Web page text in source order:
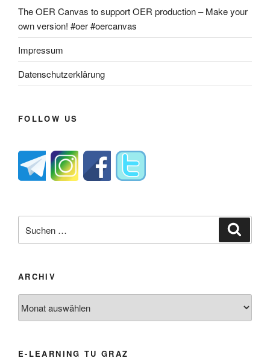
The OER Canvas to support OER production – Make your
own version! #oer #oercanvas
Impressum
Datenschutzerklärung
FOLLOW US
nach:
ARCHIV
E-LEARNING TU GRAZ